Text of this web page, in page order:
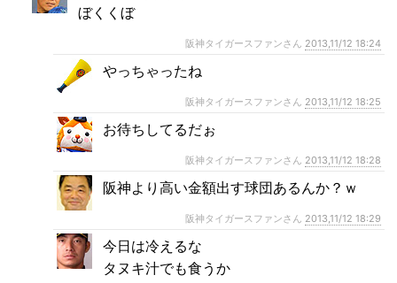
ぼくくぼ
阪神タイガースファンさん 2013,11/12 18:24
やっちゃったね
阪神タイガースファンさん 2013,11/12 18:25
お待ちしてるだぉ
阪神タイガースファンさん 2013,11/12 18:28
阪神より高い金額出す球団あるんか？ｗ
阪神タイガースファンさん 2013,11/12 18:29
今日は冷えるな
タヌキ汁でも食うか